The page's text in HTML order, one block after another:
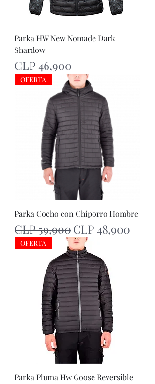
Parka HW New Nomade Dark
Shardow
Price
CLP 46,900
OFERTA
Parka Cocho con Chiporro Hombre
Regular Price
CLP 59,900Sale Price
CLP 48,900
OFERTA
Parka Pluma Hw Goose Reversible